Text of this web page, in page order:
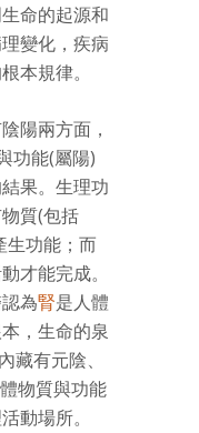
命的起源和
變化，疾病
本規律。
陽兩方面，
功能(屬陽)
果。生理功
質(包括
生功能；而
才能完成。
為腎是人體
，生命的泉
藏有元陰、
物質與功能
動場所。